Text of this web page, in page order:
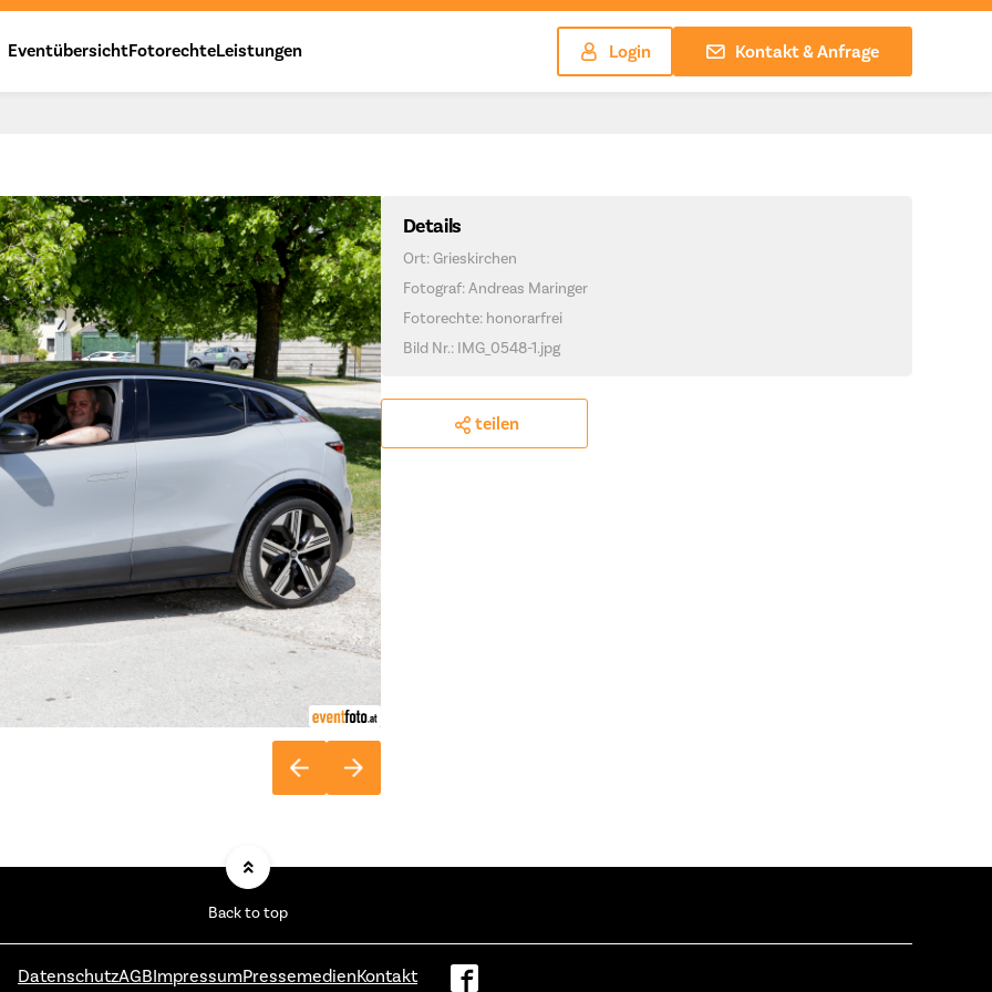
EventübersichtFotorechteLeistungen Login Kontakt & Anfrage
Details
Ort: Grieskirchen
Fotograf: Andreas Maringer
Fotorechte: honorarfrei
Bild Nr.: IMG_0548-1.jpg
teilen
Back to top
DatenschutzAGBImpressumPressemedienKontakt